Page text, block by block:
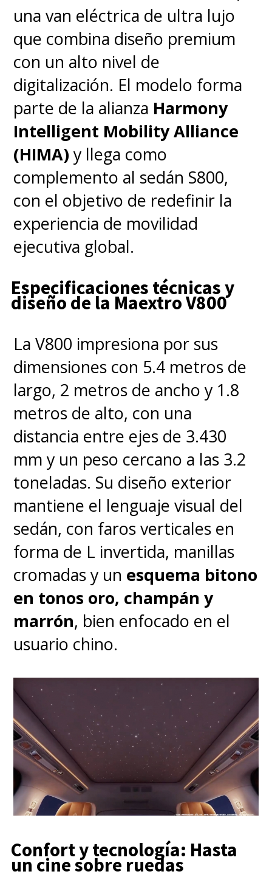
una van eléctrica de ultra lujo
que combina diseño premium
con un alto nivel de
digitalización. El modelo forma
parte de la alianza Harmony
Intelligent Mobility Alliance
(HIMA) y llega como
complemento al sedán S800,
con el objetivo de redefinir la
experiencia de movilidad
ejecutiva global.
Especificaciones técnicas y
diseño de la Maextro V800
La V800 impresiona por sus
dimensiones con 5.4 metros de
largo, 2 metros de ancho y 1.8
metros de alto, con una
distancia entre ejes de 3.430
mm y un peso cercano a las 3.2
toneladas. Su diseño exterior
mantiene el lenguaje visual del
sedán, con faros verticales en
forma de L invertida, manillas
cromadas y un esquema bitono
en tonos oro, champán y
marrón, bien enfocado en el
usuario chino.
Confort y tecnología: Hasta
un cine sobre ruedas